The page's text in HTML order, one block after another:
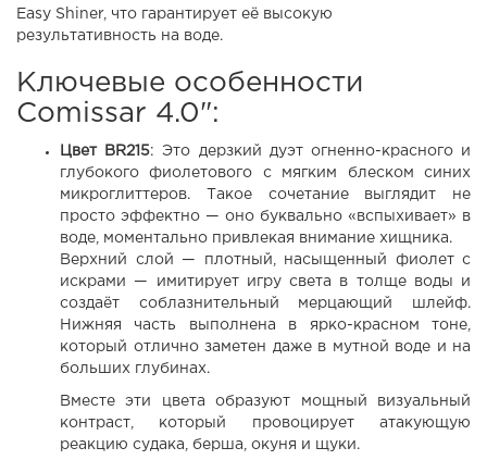
Easy Shiner, что гарантирует её высокую
результативность на воде.
Ключевые особенности
Comissar 4.0":
Цвет BR215: Это дерзкий дуэт огненно-красного и
глубокого фиолетового с мягким блеском синих
микроглиттеров. Такое сочетание выглядит не
просто эффектно — оно буквально «вспыхивает» в
воде, моментально привлекая внимание хищника.
Верхний слой — плотный, насыщенный фиолет с
искрами — имитирует игру света в толще воды и
создаёт соблазнительный мерцающий шлейф.
Нижняя часть выполнена в ярко-красном тоне,
который отлично заметен даже в мутной воде и на
больших глубинах.
Вместе эти цвета образуют мощный визуальный
контраст, который провоцирует атакующую
реакцию судака, берша, окуня и щуки.